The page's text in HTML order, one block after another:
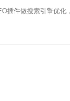
插件做搜索引擎优化